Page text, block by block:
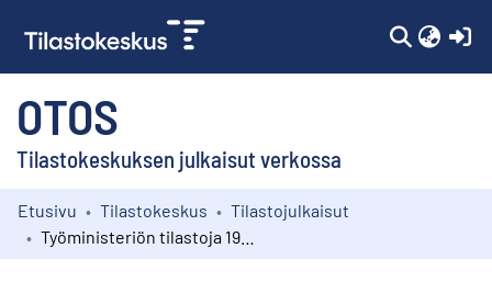
OTOS
Tilastokeskuksen julkaisut verkossa
Kokoelmat
Etusivu Tilastokeskus
Tilastojulkaisut